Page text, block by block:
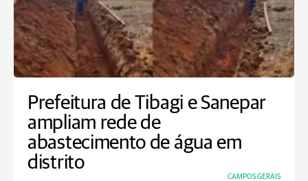
Prefeitura de Tibagi e Sanepar
ampliam rede de
abastecimento de água em
distrito
CAMPOS GERAIS